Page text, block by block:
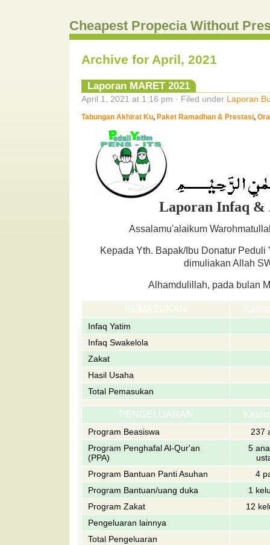
Cheapest Propecia Without
Archive for April, 2021
Laporan MARET 2021
April 1, 2021 at 1:16 pm · Filed under Laporan
Tabungan Akhirat Ku, Paket Ramadhan & Prestasi,
Laporan Infaq &
Assalamu'alaikum
Kepada Yth. Bapak/Ibu Donatur Peduli
dimuliakan Allah
Alhamdulillah, pada bulan
PEMASUKAN
Infaq Yatim
Infaq Swakelola
Zakat
Hasil Usaha
Total Pemasukan
PENGELUARAN
Program Beasiswa
237
Program Penghafal Al-Qur'an
(PPA)
5
Program Bantuan Panti Asuhan
4
Program Bantuan/uang duka
1
Program Zakat
12
Pengeluaran lainnya
Total Pengeluaran